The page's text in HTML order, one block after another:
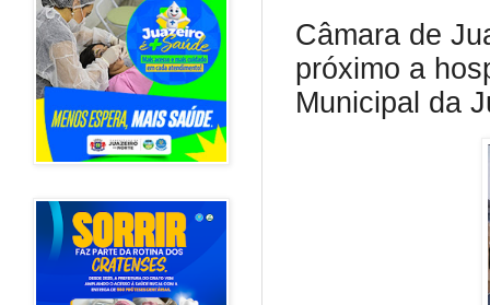
Câmara de
próximo a
Municipal da